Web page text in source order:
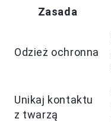
Zasada
Odzież ochronna
Unikaj kontaktu
z twarzą